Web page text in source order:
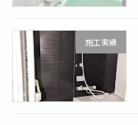
施工実績